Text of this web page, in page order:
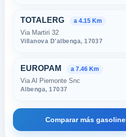
TOTALERG a 4.15 Km
Via Martiri 32
Villanova D'albenga,17037
EUROPAM a 7.46 Km
Via Al Piemonte Snc
Albenga,17037
Comparar más